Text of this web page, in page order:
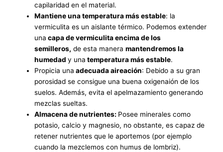
capilaridad en el material.
Mantiene una temperatura más estable: la
vermiculita es un aislante térmico. Podemos extender
una capa de vermiculita encima de los
semilleros, de esta maneramantendremos la
humedady una temperatura más estable.
Propicia una adecuada aireación: Debido a su gran
porosidad se consigue una buena oxigenaión de los
suelos. Además, evita el apelmazamiento generando
mezclas sueltas.
Almacena de nutrientes: Posee minerales como
potasio, calcio y magnesio, no obstante, es capaz de
retener nutrientes que le aportemos (por ejemplo
cuando la mezclemos con humus de lombriz).